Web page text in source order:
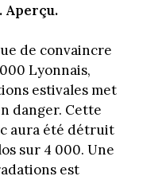
Aperçu.
de convaincre
Lyonnais,
estivales met
danger. Cette
aura été détruit
sur 4 000. Une
est